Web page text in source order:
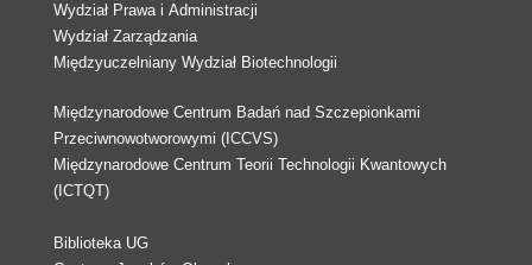
Wydział Prawa i Administracji
Wydział Zarządzania
Międzyuczelniany Wydział Biotechnologii
Międzynarodowe Centrum Badań nad Szczepionkami
Przeciwnowotworowymi (ICCVS)
Międzynarodowe Centrum Teorii Technologii Kwantowych
(ICTQT)
Biblioteka UG